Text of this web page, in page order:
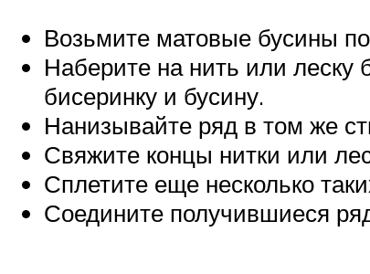
Возьмите матовые бусины
Наберите на нить или
бисеринку и бусину.
Нанизывайте ряд в том же
Свяжите концы нитки или
Сплетите еще несколько
Соедините получившиеся